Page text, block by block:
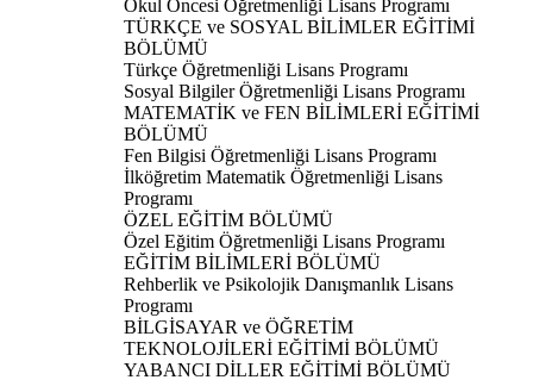
Okul Öncesi Öğretmenliği Lisans Programı
TÜRKÇE ve SOSYAL BİLİMLER EĞİTİMİ
BÖLÜMÜ
Türkçe Öğretmenliği Lisans Programı
Sosyal Bilgiler Öğretmenliği Lisans Programı
MATEMATİK ve FEN BİLİMLERİ EĞİTİMİ
BÖLÜMÜ
Fen Bilgisi Öğretmenliği Lisans Programı
İlköğretim Matematik Öğretmenliği Lisans
Programı
ÖZEL EĞİTİM BÖLÜMÜ
Özel Eğitim Öğretmenliği Lisans Programı
EĞİTİM BİLİMLERİ BÖLÜMÜ
Rehberlik ve Psikolojik Danışmanlık Lisans
Programı
BİLGİSAYAR ve ÖĞRETİM
TEKNOLOJİLERİ EĞİTİMİ BÖLÜMÜ
YABANCI DİLLER EĞİTİMİ BÖLÜMÜ